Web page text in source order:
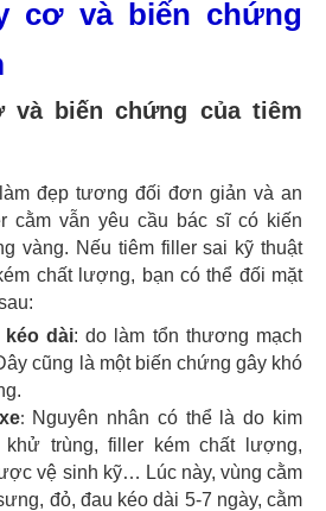
cơ và biến chứng
và biến chứng của tiêm
đẹp tương đối đơn giản và an
cằm vẫn yêu cầu bác sĩ có kiến
vàng. Nếu tiêm filler sai kỹ thuật
chất lượng, bạn có thể đối mặt
kéo dài:do làm tổn thương mạch
cũng là một biến chứng gây khó
: Nguyên nhân có thể là do kim
trùng, filler kém chất lượng,
vệ sinh kỹ… Lúc này, vùng cằm
đỏ, đau kéo dài 5-7 ngày, cằm